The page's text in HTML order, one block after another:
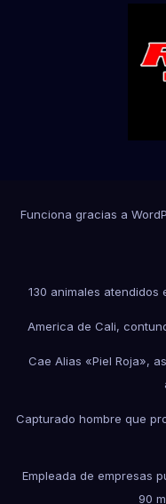
Funciona gracias a
130 animales atendidos
America de Cali,
Cae Alias «Piel Roja»,
Capturado hombre que
Empleada de empresas
90